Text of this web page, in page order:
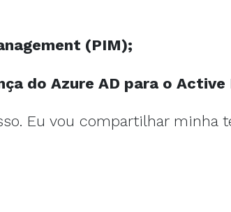
(PIM);
do Azure AD para o
Eu vou compartilhar minha